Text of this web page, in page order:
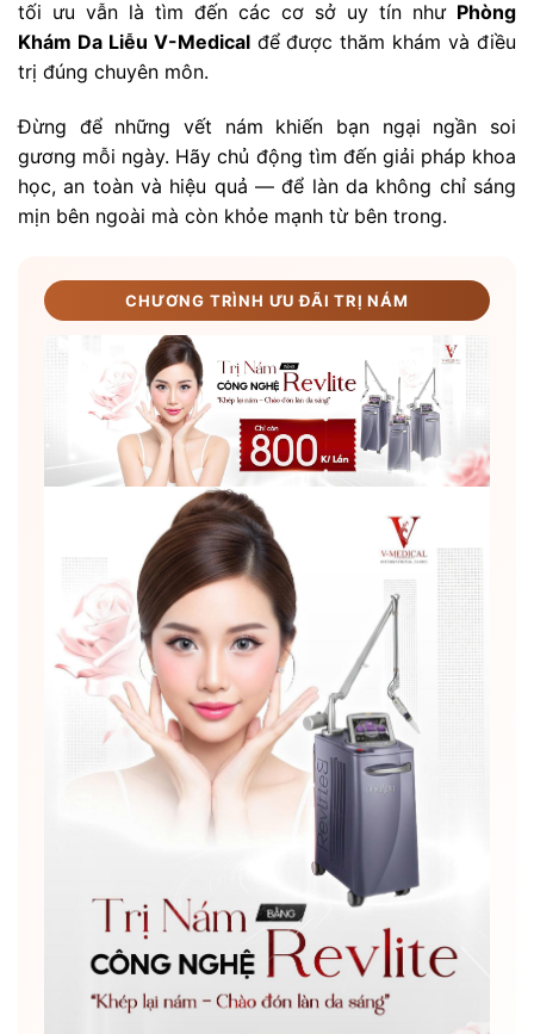
tối ưu vẫn là tìm đến các cơ sở uy tín như Phòng
Khám Da Liễu V-Medicalđể được thăm khám và điều
trị đúng chuyên môn.
Đừng để những vết nám khiến bạn ngại ngần soi
gương mỗi ngày. Hãy chủ động tìm đến giải pháp khoa
học, an toàn và hiệu quả — để làn da không chỉ sáng
mịn bên ngoài mà còn khỏe mạnh từ bên trong.
CHƯƠNG TRÌNH ƯU ĐÃI TRỊ NÁM